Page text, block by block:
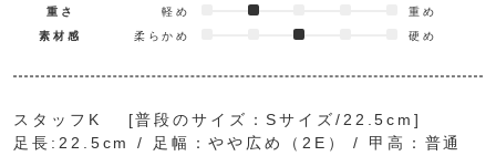
重さ 軽め
重め
素材感
柔らかめ 硬め
スタッフK [普段のサイズ：Sサイズ/22.5cm]
足長:22.5cm / 足幅：やや広め（2E） / 甲高：普通